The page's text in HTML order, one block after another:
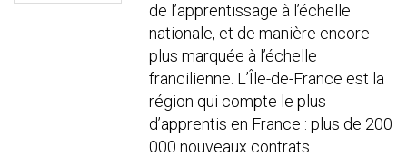
de l’apprentissage à l’échelle
nationale, et de manière encore
plus marquée à l’échelle
francilienne. L’Île-de-France est la
région qui compte le plus
d’apprentis en France : plus de 200
000 nouveaux contrats ...